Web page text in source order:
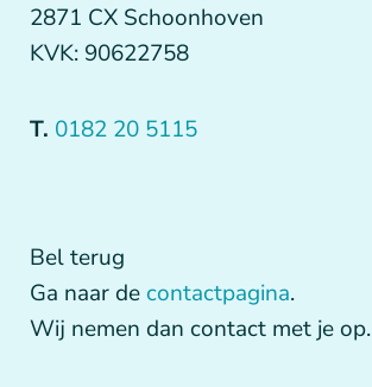
2871 CX Schoonhoven
KVK: 90622758
T. 0182 20 5115
Bel terug
Ga naar de contactpagina.
Wij nemen dan contact met je op.